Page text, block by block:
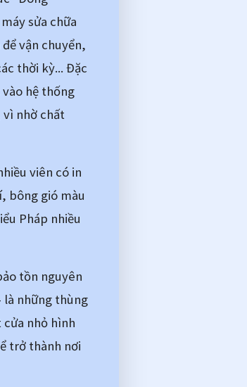
sửa chữa
vận chuyển,
thời kỳ... Đặc
hệ thống
vì nhờ chất
viên có in
bông gió màu
Pháp nhiều
tồn nguyên
là những thùng
nhỏ hình
trở thành nơi